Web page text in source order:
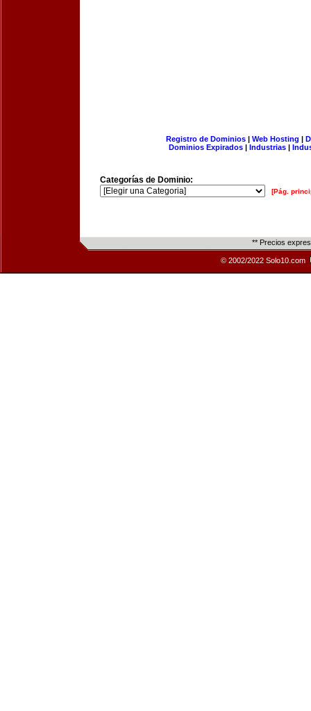
Registro de Dominios| Web Hosting |
Dominios Expirados | Industrias |
Categorías de Dominio:
[Pág.
** Precios
© 2002/2022 Solo10.com